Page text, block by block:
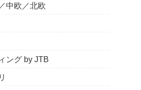
中欧／北欧
ング by JTB